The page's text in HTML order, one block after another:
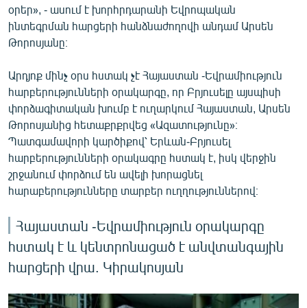
օրեր», - ասում է խորհրդարանի Եվրոպական
ինտեգրման հարցերի հանձնաժողովի անդամ Արսեն
Թորոսյանը։
Արդյոք մինչ օրս հստակ չէ Հայաստան -Եվրամիություն
հարբերությունների օրակարգը, որ Բրյուսելը այսպիսի
փորձագիտական խումբ է ուղարկում Հայաստան, Արսեն
Թորոսյանից հետաքրքրվեց «Ազատությունը»։
Պատգամավորի կարծիքով՝ Երևան-Բրյուսել
հարբերությունների օրակագրը հստակ է, իսկ վերջին
շրջանում փորձում են ավելի խորացնել
հարաբերությունները տարբեր ուղղություններով։
Հայաստան -Եվրամիություն օրակարգը
հստակ է և կենտրոնացած է անվտանգային
հարցերի վրա. Կիրակոսյան